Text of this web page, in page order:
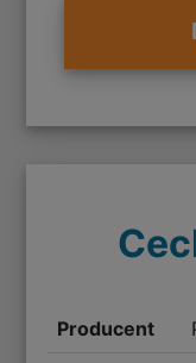
Producent